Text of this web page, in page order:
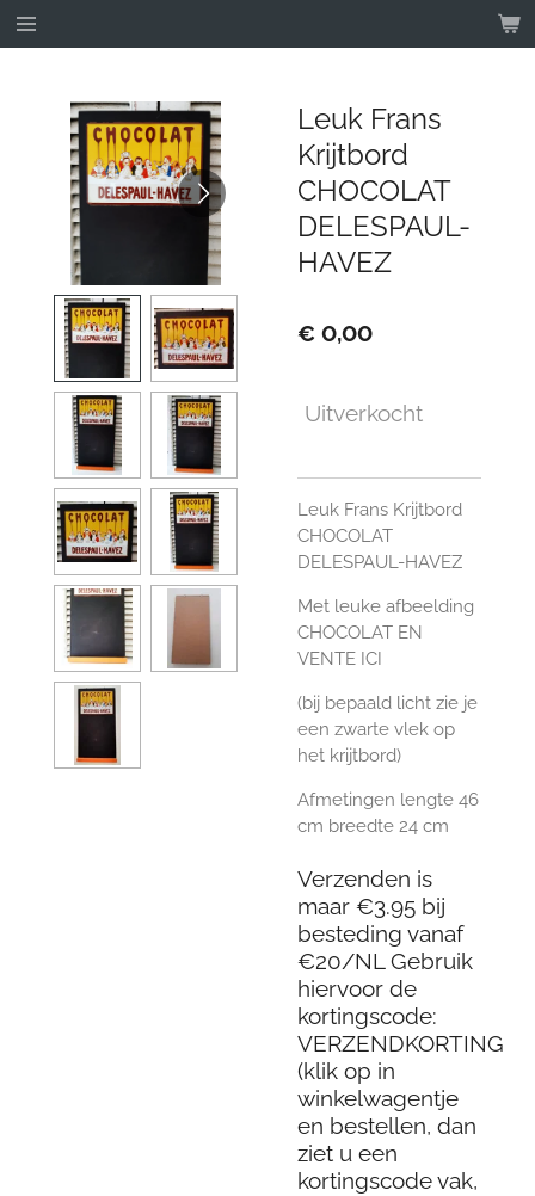
Ga
direct
hoofdinhoud
Leuk Frans
Krijtbord
CHOCOLAT
DELESPAUL-
HAVEZ
€ 0,00
Uitverkocht
Leuk Frans Krijtbord
CHOCOLAT
DELESPAUL-HAVEZ
Met leuke afbeelding
CHOCOLAT EN
VENTE ICI
(bij bepaald licht zie je
een zwarte vlek op
het krijtbord)
Afmetingen lengte 46
cm breedte 24 cm
Verzenden is
maar €3.95 bij
besteding vanaf
€20/NL Gebruik
hiervoor de
kortingscode:
VERZENDKORTING
(klik op in
winkelwagentje
en bestellen, dan
ziet u een
kortingscode vak,